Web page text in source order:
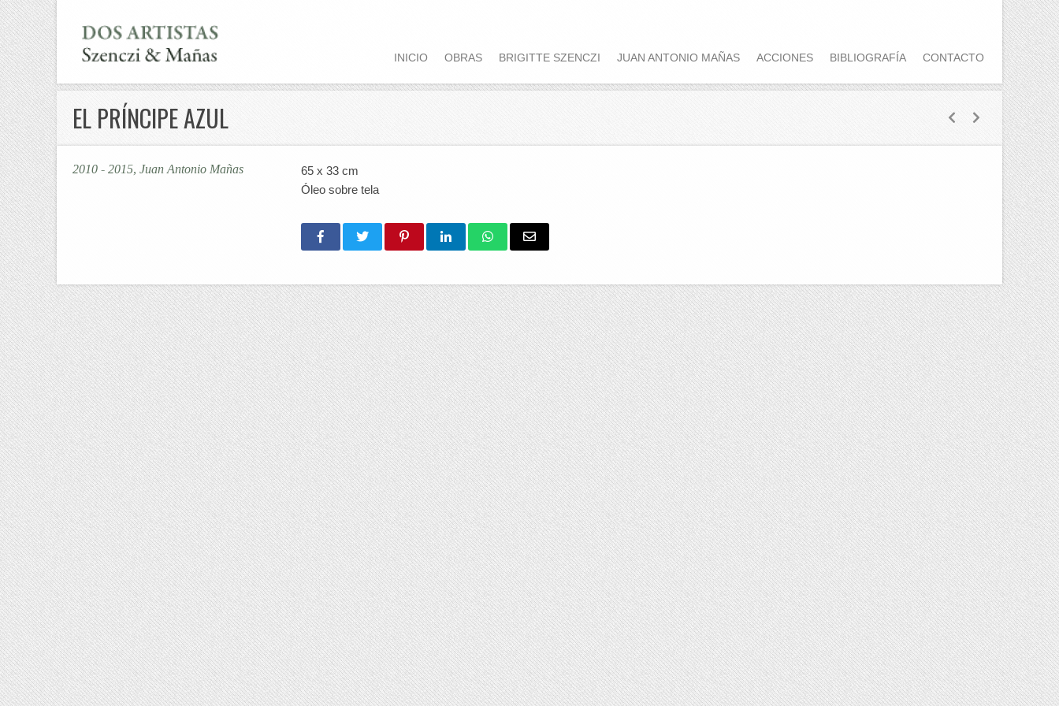
INICIO OBRAS BRIGITTE SZENCZI JUAN ANTONIO MAÑAS ACCIONES BIBLIOGRAFÍA CONTACTO
EL PRÍNCIPE AZUL
65 x 33 cm
Óleo sobre tela
2010 - 2015, Juan Antonio Mañas